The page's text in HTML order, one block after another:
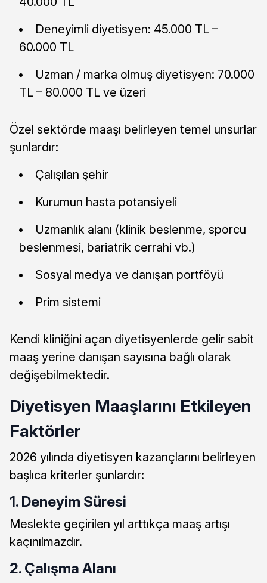
Deneyimli diyetisyen: 45.000 TL –
60.000 TL
Uzman / marka olmuş diyetisyen: 70.000
TL – 80.000 TL ve üzeri
Özel sektörde maaşı belirleyen temel unsurlar
şunlardır:
Çalışılan şehir
Kurumun hasta potansiyeli
Uzmanlık alanı (klinik beslenme, sporcu
beslenmesi, bariatrik cerrahi vb.)
Sosyal medya ve danışan portföyü
Prim sistemi
Kendi kliniğini açan diyetisyenlerde gelir sabit
maaş yerine danışan sayısına bağlı olarak
değişebilmektedir.
Diyetisyen Maaşlarını Etkileyen
Faktörler
2026 yılında diyetisyen kazançlarını belirleyen
başlıca kriterler şunlardır:
1. Deneyim Süresi
Meslekte geçirilen yıl arttıkça maaş artışı
kaçınılmazdır.
2. Çalışma Alanı